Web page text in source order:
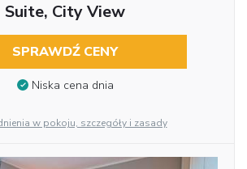
Suite, City View
SPRAWDŹ CENY
Niska cena dnia
w pokoju, szczegóły i zasady